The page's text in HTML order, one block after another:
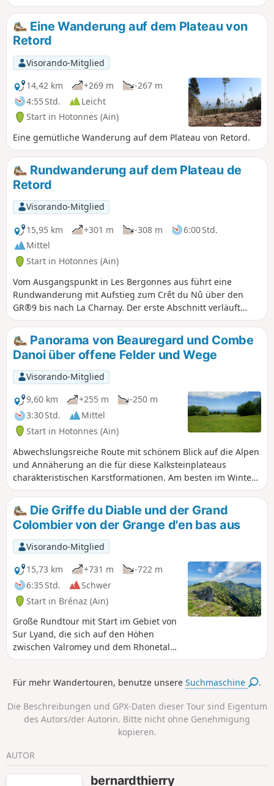
Eine Wanderung auf dem Plateau von
Retord
Visorando-Mitglied
14,42 km
+269 m
-267 m
4:55 Std.
Leicht
Start in Hotonnes (Ain)
Eine gemütliche Wanderung auf dem Plateau von Retord.
Rundwanderung auf dem Plateau de
Retord
Visorando-Mitglied
15,95 km
+301 m -308 m
6:00 Std.
Mittel
Start in Hotonnes (Ain)
Vom Ausgangspunkt in Les Bergonnes aus führt eine
Rundwanderung mit Aufstieg zum Crêt du Nû über den
GR®9 bis nach La Charnay. Der erste Abschnitt verläuft
durch einen Wald mit schönen Buchen. An der Croix de
Terments und am Crêt du Nû: Steigen Sie hinauf zu den
Aussichtspunkten, um den Blick auf die Rhône und die
Alpen zu genießen. Der zweite Teil des Aufstiegs verläuft
über das Plateau. Anschließend erreicht man die Ferme du
Retord. Hinter der Ferme geht es auf dem gelb markierten
Weg hinunter in Richtung La Grange à Lucien. Der Abstieg
führt weiter zum Pré Brachet, dann zum Gros Frêne und zu
den Granges Charpy, um schließlich wieder in Les
Bergonnes anzukommen.
Panorama von Beauregard und Combe
Danoi über offene Felder und Wege
Visorando-Mitglied
9,60 km
+255 m
-250 m
3:30 Std.
Mittel
Start in Hotonnes (Ain)
Abwechslungsreiche Route mit schönem Blick auf die Alpen
und Annäherung an die für diese Kalksteinplateaus
charakteristischen Karstformationen. Am besten im Winter
zu begehen, wenn die Stacheldrahtzäune entfernt sind. Bei
ausreichender Schneelage kann die Strecke problemlos mit
Schneeschuhen zurückgelegt werden.
Die Griffe du Diable und der Grand
Colombier von der Grange d'en bas aus
Visorando-Mitglied
15,73 km
+731 m
-722 m
6:35 Std.
Schwer
Start in Brénaz (Ain)
Große Rundtour mit Start im Gebiet von
Sur Lyand, die sich auf den Höhen
zwischen Valromey und dem Rhonetal
erstreckt und die Befahrung von drei
Alpen ermöglicht: den Griffe du Diable,
der Passage durch Arvière den Hergues.
Für mehr Wandertouren, benutze unsereSuchmaschine .
Die Beschreibungen und GPX-Daten dieser Tour sind Eigentum
des Autors/der Autorin. Bitte nicht ohne Genehmigung
kopieren.
AUTOR
bernardthierry